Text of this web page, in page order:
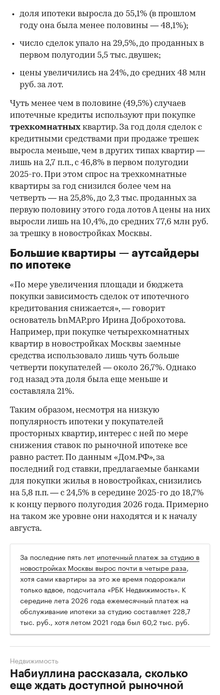
доля ипотеки выросла до 55,1% (в прошлом
году она была менее половины — 48,1%);
число сделок упало на 29,5%, до проданных в
первом полугодии 5,5 тыс. двушек;
цены увеличились на 24%, до средних 48 млн
руб. за лот.
Чуть менее чем в половине (49,5%) случаев
ипотечные кредиты используют при покупке
трехкомнатных квартир. За год доля сделок с
кредитными средствами при продаже трешек
выросла меньше, чем в других типах квартир —
лишь на 2,7 п.п., с 46,8% в первом полугодии
2025-го. При этом спрос на трехкомнатные
квартиры за год снизился более чем на
четверть — на 25,8%, до 2,3 тыс. проданных за
первую половину этого года лотов А цены на них
выросли лишь на 10,4%, до средних 77,6 млн руб.
за трешку в новостройках Москвы.
Большие квартиры — аутсайдеры
по ипотеке
«По мере увеличения площади и бюджета
покупки зависимость сделок от ипотечного
кредитования снижается», — говорит
основатель bnMAP.pro Ирина Доброхотова.
Например, при покупке четырехкомнатных
квартир в новостройках Москвы заемные
средства использовало лишь чуть больше
четверти покупателей — около 26,7%. Однако
год назад эта доля была еще меньше и
составляла 21%.
Таким образом, несмотря на низкую
популярность ипотеки у покупателей
просторных квартир, интерес с ней по мере
снижения ставок по рыночной ипотеке все
равно растет. По данным «Дом.РФ», за
последний год ставки, предлагаемые банками
для покупки жилья в новостройках, снизились
на 5,8 п.п. — с 24,5% в середине 2025-го до 18,7%
к концу первого полугодия 2026 года. Примерно
на таком же уровне они находятся и к началу
августа.
За последние пять лет ипотечный платеж за студию в
новостройках Москвы вырос почти в четыре раза,
хотя сами квартиры за это же время подорожали
только вдвое, подсчитала «РБК Недвижимость». К
середине лета 2026 года ежемесячный платеж на
обслуживание ипотеки за студию составляет 228,7
тыс. руб., хотя летом 2021 года был 60,2 тыс. руб.
Набиуллина рассказала, сколько
еще ждать доступной рыночной
Недвижимость